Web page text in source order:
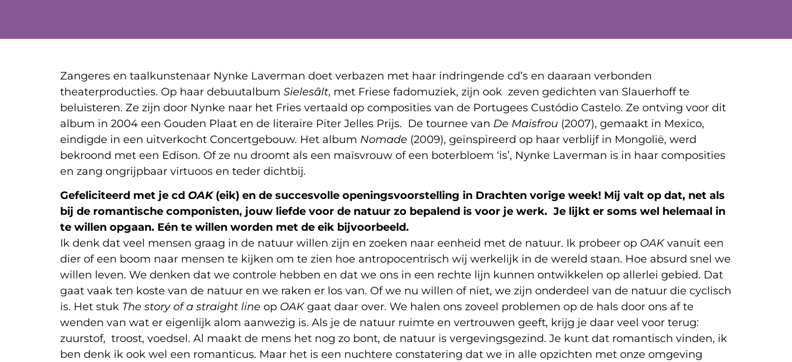
Zangeres en taalkunstenaar Nynke Laverman doet verbazen met haar indringende cd’s en daaraan verbonden
theaterproducties. Op haar debuutalbum Sielesâlt, met Friese fadomuziek, zijn ook zeven gedichten van Slauerhoff te
beluisteren. Ze zijn door Nynke naar het Fries vertaald op composities van de Portugees Custódio Castelo. Ze ontving voor dit
album in 2004 een Gouden Plaat en de literaire Piter Jelles Prijs. De tournee van De Maisfrou (2007), gemaakt in Mexico,
eindigde in een uitverkocht Concertgebouw. Het album Nomade (2009), geïnspireerd op haar verblijf in Mongolië, werd
bekroond met een Edison. Of ze nu droomt als een maïsvrouw of een boterbloem ‘is’, Nynke Laverman is in haar composities
en zang ongrijpbaar virtuoos en teder dichtbij.
Gefeliciteerd met je cd OAK(eik) en de succesvolle openingsvoorstelling in Drachten vorige week! Mij valt op dat, net als
bij de romantische componisten, jouw liefde voor de natuur zo bepalend is voor je werk. Je lijkt er soms wel helemaal in
te willen opgaan. Eén te willen worden met de eik bijvoorbeeld.
Ik denk dat veel mensen graag in de natuur willen zijn en zoeken naar eenheid met de natuur. Ik probeer op OAKvanuit een
dier of een boom naar mensen te kijken om te zien hoe antropocentrisch wij werkelijk in de wereld staan. Hoe absurd snel we
willen leven. We denken dat we controle hebben en dat we ons in een rechte lijn kunnen ontwikkelen op allerlei gebied. Dat
gaat vaak ten koste van de natuur en we raken er los van. Of we nu willen of niet, we zijn onderdeel van de natuur die cyclisch
is. Het stuk The story of a straight line op OAKgaat daar over. We halen ons zoveel problemen op de hals door ons af te
wenden van wat er eigenlijk alom aanwezig is. Als je de natuur ruimte en vertrouwen geeft, krijg je daar veel voor terug:
zuurstof, troost, voedsel. Al maakt de mens het nog zo bont, de natuur is vergevingsgezind. Je kunt dat romantisch vinden, ik
ben denk ik ook wel een romanticus. Maar het is een nuchtere constatering dat we in alle opzichten met onze omgeving